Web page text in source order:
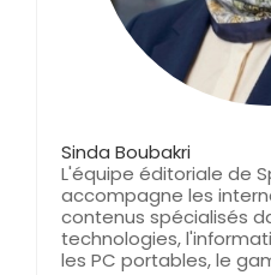
Sinda Boubakri
L'équipe éditoriale de
accompagne les
contenus spécialisés
technologies,
les PC portables, le